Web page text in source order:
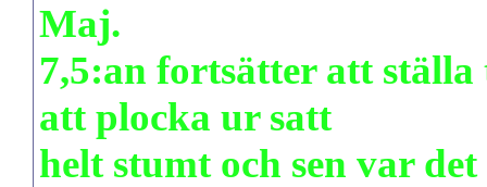
Maj.
7,5:an fortsätter att
att plocka ur satt
helt stumt och sen var